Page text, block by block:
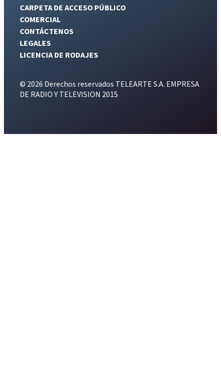
CARPETA DE ACCESO PÚBLICO
COMERCIAL
CONTÁCTENOS
LEGALES
LICENCIA DE RODAJES
© 2026 Derechos reservados TELEARTE S.A. EMPRESA
DE RADIO Y TELEVISION 2015